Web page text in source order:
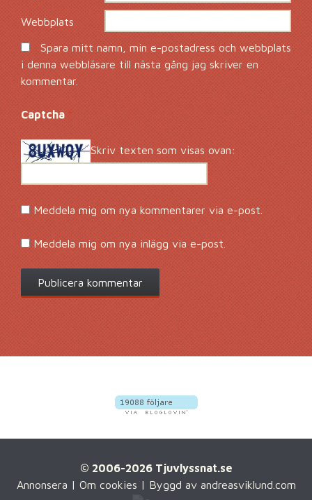
Webbplats
Spara mitt namn, min e-postadress och webbplats
i denna webbläsare till nästa gång jag skriver en
kommentar.
Captcha*
Skriv texten som visas ovan:
Meddela mig om nya kommentarer via e-post.
Meddela mig om nya inlägg via e-post.
© 2006-2026 Tjuvlyssnat.se
Annonsera | Om cookies | Byggd av andreasviklund.com